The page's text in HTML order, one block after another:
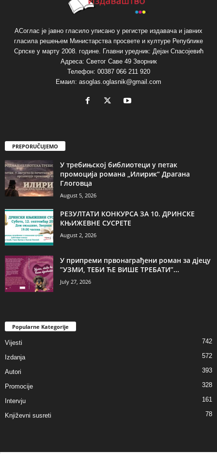
АСоглас је јавно гласило уписано у регистре издавача и јавних
гласила решењем Министарства просвете и културе Републике
Српске у марту 2008. године. Главни уредник: Дејан Спасојевић
Адреса: Светог Саве 49 Зворник
Телефон: 00387 066 211 920
Емаил: asoglas.oglasnik@gmail.com
PREPORUČUJEMO
У требињској библиотеци у петак
промоција романа „Илирик“ Драгана
Глоговца
August 5, 2026
РЕЗУЛТАТИ КОНКУРСА ЗА 10. ДРИНСКЕ
КЊИЖЕВНЕ СУСРЕТЕ
August 2, 2026
У припреми првонаграђени роман за дјецу
”УЗМИ, ТЕБИ ЋЕ ВИШЕ ТРЕБАТИ”...
July 27, 2026
Popularne Kategorije
Vijesti 742
Izdanja 572
Autori 393
Promocije 328
Intervju 161
Književni susreti 78